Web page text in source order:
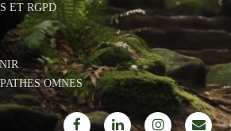
ET RGPD
OMNES